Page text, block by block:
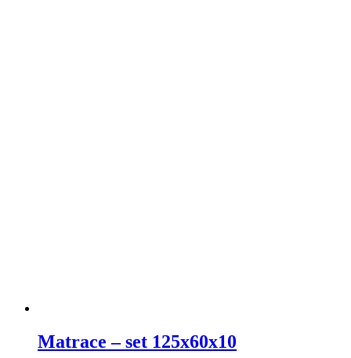
Matrace – set 125x60x10